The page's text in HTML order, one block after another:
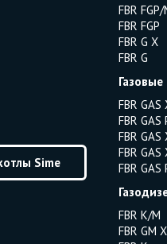
Sime
FBR FGP/
FBR FGP
FBR G X
FBR G
FBR GAS
FBR GAS
FBR GAS
FBR GAS
FBR GAS
FBR K/M
FBR GM X